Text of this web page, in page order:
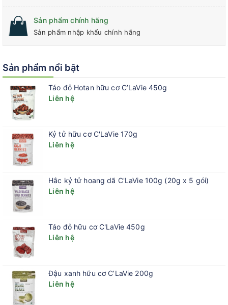
Sản phẩm chính hãng
Sản phẩm nhập khẩu chính hãng
Sản phẩm nổi bật
Táo đỏ Hotan hữu cơ C’LaVie 450g
Liên hệ
Kỷ tử hữu cơ C'LaVie 170g
Liên hệ
Hắc kỷ tử hoang dã C'LaVie 100g (20g x 5 gói)
Liên hệ
Táo đỏ hữu cơ C'LaVie 450g
Liên hệ
Đậu xanh hữu cơ C’LaVie 200g
Liên hệ